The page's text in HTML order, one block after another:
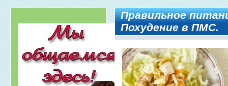
Правильное
Похудение в ПМС.